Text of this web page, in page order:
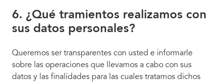
6. ¿Qué tramientos realizamos con
sus datos personales?
Queremos ser transparentes con usted e informarle
sobre las operaciones que llevamos a cabo con sus
datos y las finalidades para las cuales tratamos dichos